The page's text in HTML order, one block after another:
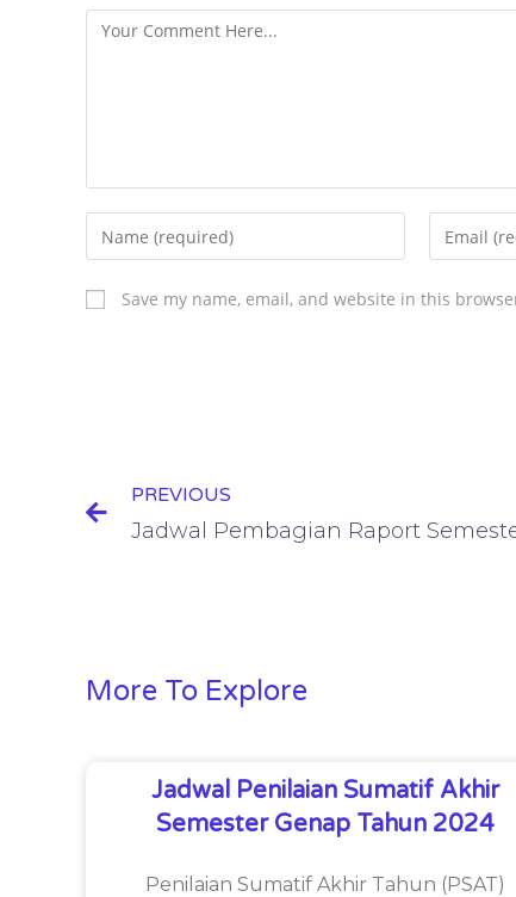
Save my name, email, and website in this
PREVIOUS
More To Explore
Jadwal Penilaian Sumatif Akhir
Semester Genap Tahun 2024
Penilaian Sumatif Akhir Tahun (PSAT)